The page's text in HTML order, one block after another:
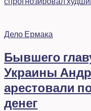
Дело Ермака
Бывшего
Украины
арестовали
денег